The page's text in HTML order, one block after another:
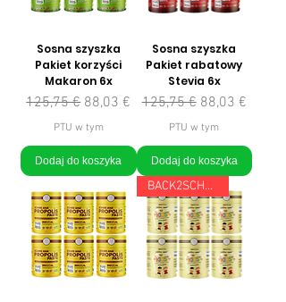
Sosna szyszka
Pakiet korzyści
Makaron 6x
Regularna cena
125,75 € Cena rabatowa
88,03 €
PTU w tym
Dodaj do koszyka
Sosna szyszka
Pakiet rabatowy
Stevia 6x
Regularna cena
125,75 € Cena rabatowa
88,03 €
PTU w tym
Dodaj do koszyka
BACK2SCHOOL